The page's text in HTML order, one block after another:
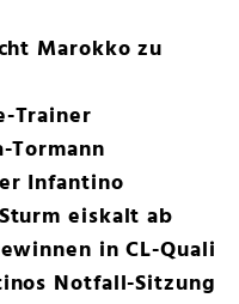
Marokko zu
Trainer
Tormann
Infantino
eiskalt ab
in CL-Quali
Notfall-Sitzung